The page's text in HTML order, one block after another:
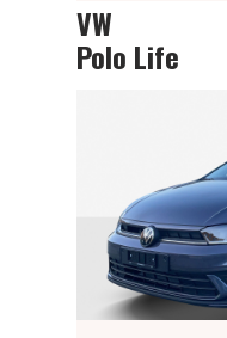
VW
Polo Life